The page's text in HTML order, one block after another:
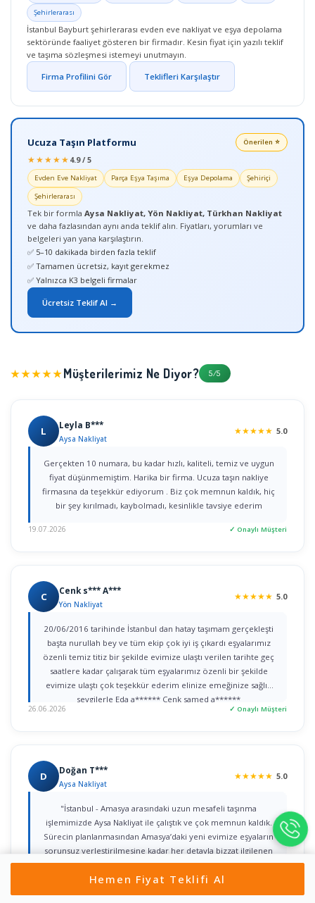
Şehirlerarası
İstanbul Bayburt şehirlerarası evden eve nakliyat ve eşya depolama
sektöründe faaliyet gösteren bir firmadır. Kesin fiyat için yazılı teklif
ve taşıma sözleşmesi istemeyi unutmayın.
Firma Profilini Gör Teklifleri Karşılaştır
Ucuza Taşın Platformu Önerilen ⭐
★★★★★ 4.9 / 5
Evden Eve Nakliyat Parça Eşya Taşıma Eşya Depolama
Şehiriçi
Şehirlerarası
Tek bir formla Aysa Nakliyat, Yön Nakliyat, Türkhan Nakliyat
ve daha fazlasından aynı anda teklif alın. Fiyatları, yorumları ve
belgeleri yan yana karşılaştırın.
✅ 5–10 dakikada birden fazla teklif
✅ Tamamen ücretsiz, kayıt gerekmez
✅ Yalnızca K3 belgeli firmalar
Ücretsiz Teklif Al →
★★★★★Müşterilerimiz Ne Diyor? 5/5
L Leyla B***
Aysa Nakliyat
★★★★★ 5.0
Gerçekten 10 numara, bu kadar hızlı, kaliteli, temiz ve uygun
fiyat düşünmemiştim. Harika bir firma. Ucuza taşın nakliye
firmasına da teşekkür ediyorum . Biz çok memnun kaldık, hiç
bir şey kırılmadı, kaybolmadı, kesinlikle tavsiye ederim
19.07.2026 ✓ Onaylı Müşteri
C Cenk s*** A***
Yön Nakliyat
★★★★★ 5.0
20/06/2016 tarihinde İstanbul dan hatay taşımam gerçekleşti
başta nurullah bey ve tüm ekip çok iyi iş çıkardı eşyalarımız
özenli temiz titiz bir şekilde evimize ulaştı verilen tarihte geç
saatlere kadar çalışarak tüm eşyalarımız özenli bir şekilde
evimize ulaştı çok teşekkür ederim elinize emeğinize sağlık
sevgilerle Eda a****** Cenk samed a******
26.06.2026 ✓ Onaylı Müşteri
D Doğan T***
Aysa Nakliyat
★★★★★ 5.0
"İstanbul - Amasya arasındaki uzun mesafeli taşınma
işlemimizde Aysa Nakliyat ile çalıştık ve çok memnun kaldık.
Sürecin planlanmasından Amasya’daki yeni evimize eşyaların
sorunsuz yerleştirilmesine kadar her detayla bizzat ilgilenen
Yahya Bey’e şükranlarımı sunarım. Kurumsal yaklaşımları, titiz
işçilikleri ve güven veren iletişimleri için tüm ekibe teşekkür
ederim."
Hemen Fiyat Teklifi Al